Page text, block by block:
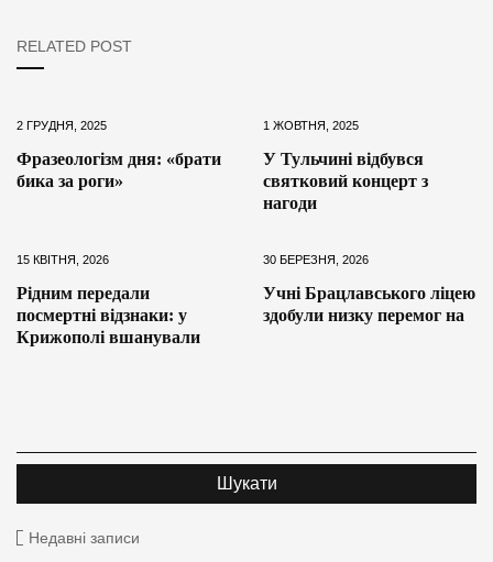
RELATED POST
2 ГРУДНЯ, 2025
Фразеологізм дня: «брати
бика за роги»
1 ЖОВТНЯ, 2025
У Тульчині відбувся
святковий концерт з
нагоди
15 КВІТНЯ, 2026
Рідним передали
посмертні відзнаки: у
Крижополі вшанували
30 БЕРЕЗНЯ, 2026
Учні Брацлавського ліцею
здобули низку перемог на
Недавні записи